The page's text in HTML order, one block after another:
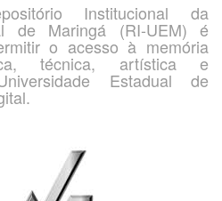
Institucional da
de Maringá (RI-UEM) é
o acesso à memória
técnica, artística e
Estadual de